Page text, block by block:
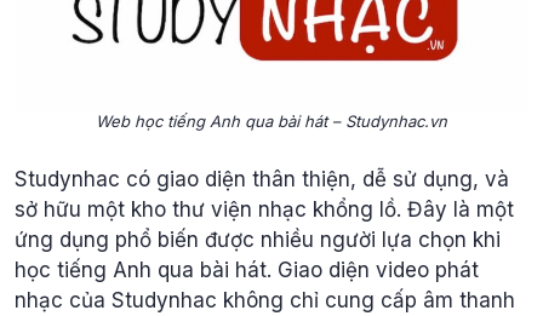
Web học tiếng Anh qua bài hát – Studynhac.vn
Studynhac có giao diện thân thiện, dễ sử dụng, và
sở hữu một kho thư viện nhạc khổng lồ. Đây là một
ứng dụng phổ biến được nhiều người lựa chọn khi
học tiếng Anh qua bài hát. Giao diện video phát
nhạc của Studynhac không chỉ cung cấp âm thanh